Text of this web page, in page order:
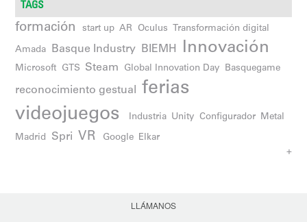
TAGS
formación start up AR Oculus Transformación digital
Amada Basque Industry BIEMH Innovación
Microsoft GTS Steam Global Innovation Day Basquegame
reconocimiento gestual
ferias
videojuegos
Industria Unity Configurador Metal
Madrid Spri VR Google
Elkar
+
LLÁMANOS